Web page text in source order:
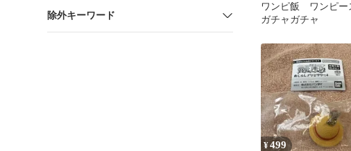
除外キーワード
ワンピ飯 ワンピ
ガチャガチャ
¥499